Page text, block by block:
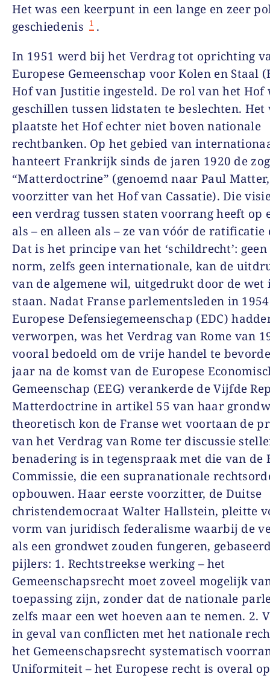
Het was een keerpunt in een lange en zeer
geschiedenis
1 .
In 1951 werd bij het Verdrag tot oprichting
Europese Gemeenschap voor Kolen en Staal
Hof van Justitie ingesteld. De rol van het Hof
geschillen tussen lidstaten te beslechten.
plaatste het Hof echter niet boven nationale
rechtbanken. Op het gebied van
hanteert Frankrijk sinds de jaren 1920 de
“Matterdoctrine” (genoemd naar Paul
voorzitter van het Hof van Cassatie). Die
een verdrag tussen staten voorrang heeft op
als – en alleen als – ze van vóór de ratificatie
Dat is het principe van het ‘schildrecht’:
norm, zelfs geen internationale, kan de
van de algemene wil, uitgedrukt door de wet
staan. Nadat Franse parlementsleden in
Europese Defensiegemeenschap (EDC)
verworpen, was het Verdrag van Rome van
vooral bedoeld om de vrije handel te
jaar na de komst van de Europese
Gemeenschap (EEG) verankerde de Vijfde
Matterdoctrine in artikel 55 van haar
theoretisch kon de Franse wet voortaan de
van het Verdrag van Rome ter discussie
benadering is in tegenspraak met die van de
Commissie, die een supranationale
opbouwen. Haar eerste voorzitter, de Duitse
christendemocraat Walter Hallstein, pleitte
vorm van juridisch federalisme waarbij de
als een grondwet zouden fungeren,
pijlers: 1. Rechtstreekse werking – het
Gemeenschapsrecht moet zoveel mogelijk
toepassing zijn, zonder dat de nationale
zelfs maar een wet hoeven aan te nemen. 2.
in geval van conflicten met het nationale
het Gemeenschapsrecht systematisch
Uniformiteit – het Europese recht is overal